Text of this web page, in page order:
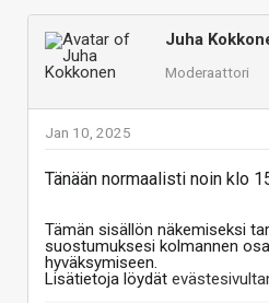
Juha
Moderaattori
Jan 10, 2025
Tänään normaalisti noin klo
Tämän sisällön näkemiseksi
suostumuksesi kolmannen
hyväksymiseen.
Lisätietoja löydät